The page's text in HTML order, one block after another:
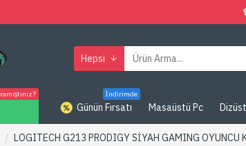
Hepsi
Günün Fırsatı
İndirimde
Masaüstü Pc
LOGITECH G213 PRODIGY SİYAH GAMING OYUNCU